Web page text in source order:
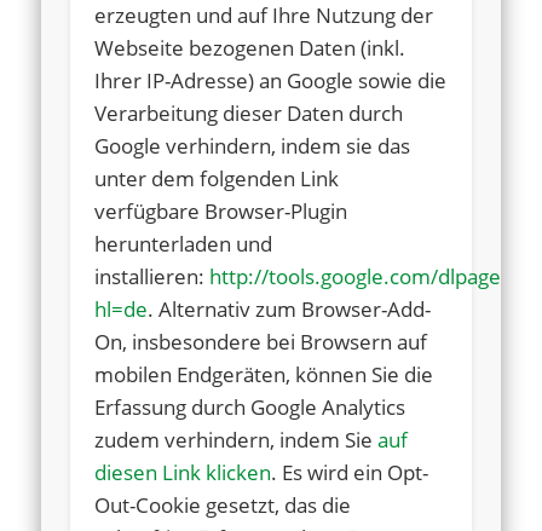
erzeugten und auf Ihre Nutzung der
Webseite bezogenen Daten (inkl.
Ihrer IP-Adresse) an Google sowie die
Verarbeitung dieser Daten durch
Google verhindern, indem sie das
unter dem folgenden Link
verfügbare Browser-Plugin
herunterladen und
installieren: http://tools.google.com/dlpage/
hl=de. Alternativ zum Browser-Add-
On, insbesondere bei Browsern auf
mobilen Endgeräten, können Sie die
Erfassung durch Google Analytics
zudem verhindern, indem Sieauf
diesen Link klicken. Es wird ein Opt-
Out-Cookie gesetzt, das die